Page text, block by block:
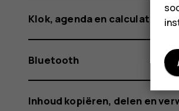
Klok, agenda en calculator
Bluetooth
Inhoud kopiëren, delen en